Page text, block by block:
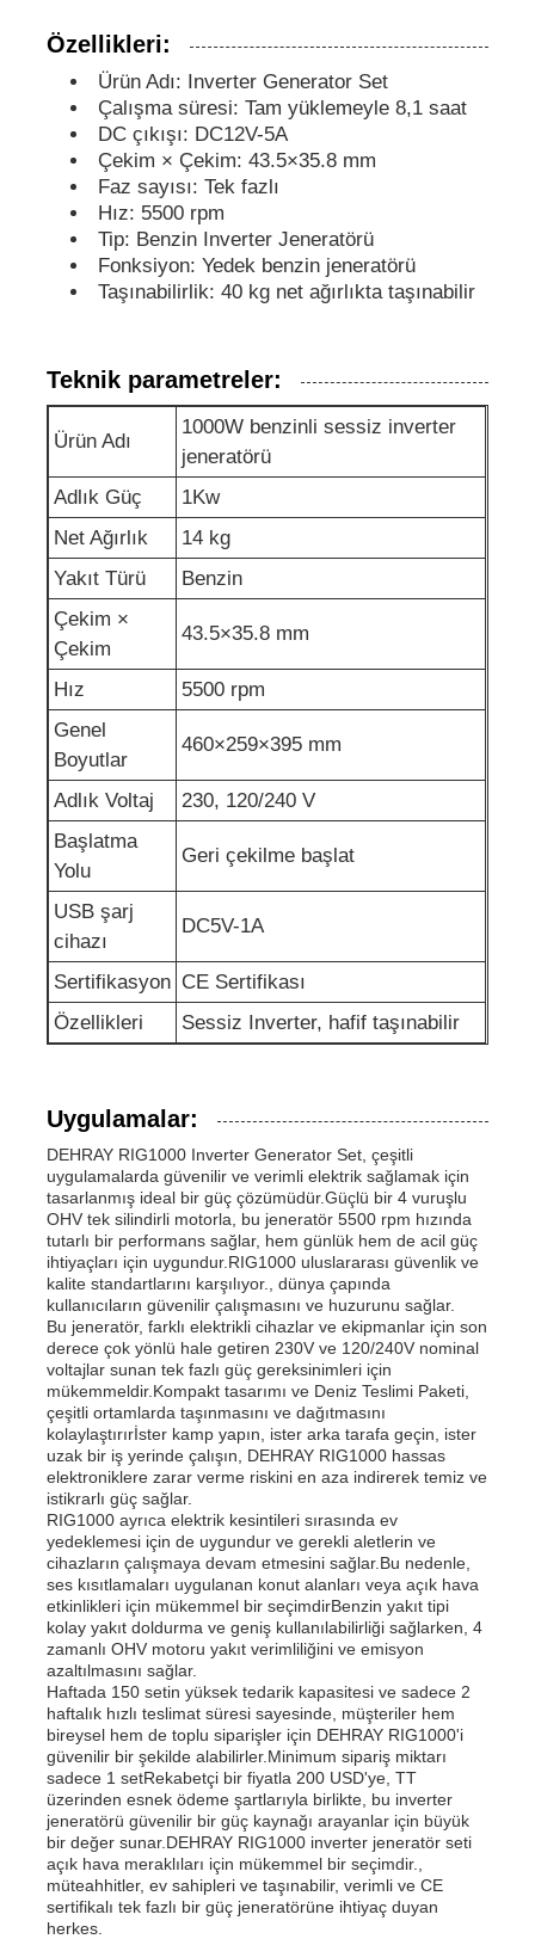
ses geçirmez jeneratör seti
Ev Tipi Jeneratör
Kanopi Jeneratör Seti
Düşük gürültü jeneratörü
Kaynak Jeneratör Seti
jeneratör motor
kanalizasyon suyu pompası
Özellikleri:
Ürün Adı: Inverter Generator Set
Çalışma süresi: Tam yüklemeyle 8,1 saat
DC çıkışı: DC12V-5A
Çekim × Çekim: 43.5×35.8 mm
Faz sayısı: Tek fazlı
Hız: 5500 rpm
Tip: Benzin Inverter Jeneratörü
Fonksiyon: Yedek benzin jeneratörü
Taşınabilirlik: 40 kg net ağırlıkta taşınabilir
Teknik parametreler:
Ürün Adı
1000W benzinli sessiz inverter
jeneratörü
Adlık Güç
1Kw
Net Ağırlık
14 kg
Yakıt Türü
Benzin
Çekim ×
Çekim
43.5×35.8 mm
Hız
5500 rpm
Genel
Boyutlar
460×259×395 mm
Adlık Voltaj
230, 120/240 V
Başlatma
Yolu
Geri çekilme başlat
USB şarj
cihazı
DC5V-1A
Sertifikasyon CE Sertifikası
Özellikleri
Sessiz Inverter, hafif taşınabilir
Uygulamalar:
DEHRAY RIG1000 Inverter Generator Set, çeşitli
uygulamalarda güvenilir ve verimli elektrik sağlamak için
tasarlanmış ideal bir güç çözümüdür.Güçlü bir 4 vuruşlu
OHV tek silindirli motorla, bu jeneratör 5500 rpm hızında
tutarlı bir performans sağlar, hem günlük hem de acil güç
ihtiyaçları için uygundur.RIG1000 uluslararası güvenlik ve
kalite standartlarını karşılıyor., dünya çapında
kullanıcıların güvenilir çalışmasını ve huzurunu sağlar.
Bu jeneratör, farklı elektrikli cihazlar ve ekipmanlar için son
derece çok yönlü hale getiren 230V ve 120/240V nominal
voltajlar sunan tek fazlı güç gereksinimleri için
mükemmeldir.Kompakt tasarımı ve Deniz Teslimi Paketi,
çeşitli ortamlarda taşınmasını ve dağıtmasını
kolaylaştırırİster kamp yapın, ister arka tarafa geçin, ister
uzak bir iş yerinde çalışın, DEHRAY RIG1000 hassas
elektroniklere zarar verme riskini en aza indirerek temiz ve
istikrarlı güç sağlar.
RIG1000 ayrıca elektrik kesintileri sırasında ev
yedeklemesi için de uygundur ve gerekli aletlerin ve
cihazların çalışmaya devam etmesini sağlar.Bu nedenle,
ses kısıtlamaları uygulanan konut alanları veya açık hava
etkinlikleri için mükemmel bir seçimdirBenzin yakıt tipi
kolay yakıt doldurma ve geniş kullanılabilirliği sağlarken, 4
zamanlı OHV motoru yakıt verimliliğini ve emisyon
azaltılmasını sağlar.
Haftada 150 setin yüksek tedarik kapasitesi ve sadece 2
haftalık hızlı teslimat süresi sayesinde, müşteriler hem
bireysel hem de toplu siparişler için DEHRAY RIG1000'i
güvenilir bir şekilde alabilirler.Minimum sipariş miktarı
sadece 1 setRekabetçi bir fiyatla 200 USD'ye, TT
üzerinden esnek ödeme şartlarıyla birlikte, bu inverter
jeneratörü güvenilir bir güç kaynağı arayanlar için büyük
bir değer sunar.DEHRAY RIG1000 inverter jeneratör seti
açık hava meraklıları için mükemmel bir seçimdir.,
müteahhitler, ev sahipleri ve taşınabilir, verimli ve CE
sertifikalı tek fazlı bir güç jeneratörüne ihtiyaç duyan
herkes.